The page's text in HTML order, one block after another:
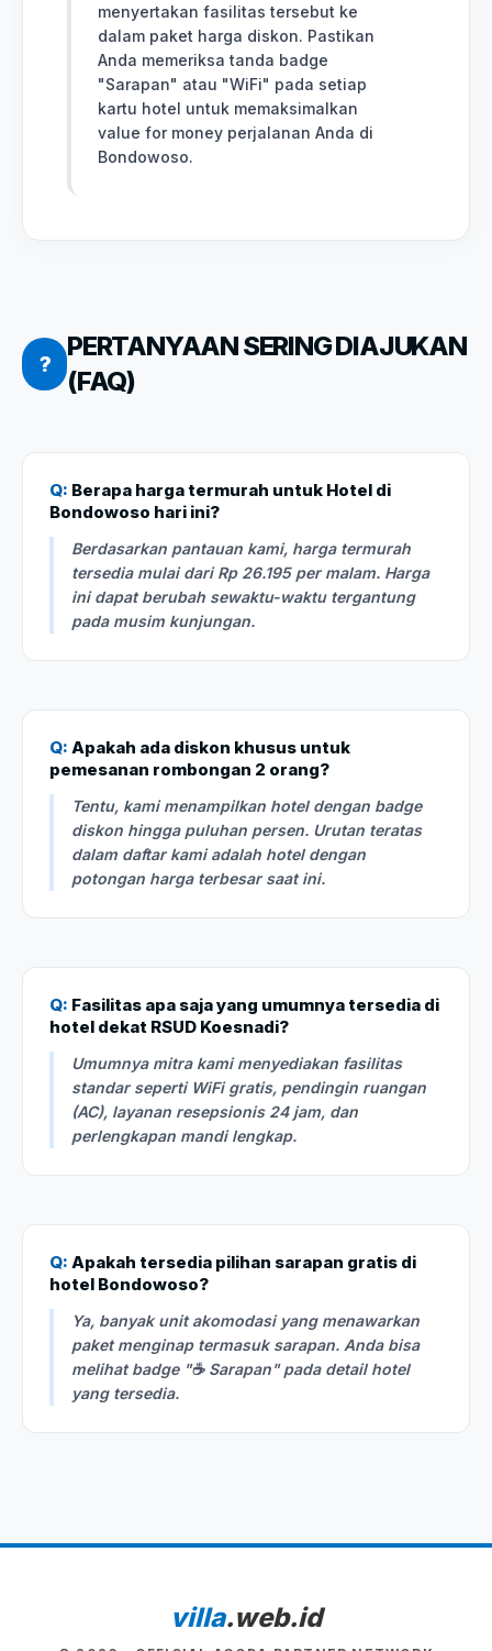
menyertakan fasilitas tersebut ke
dalam paket harga diskon. Pastikan
Anda memeriksa tanda badge
"Sarapan" atau "WiFi" pada setiap
kartu hotel untuk memaksimalkan
value for money perjalanan Anda di
Bondowoso.
?
PERTANYAAN SERING DIAJUKAN
(FAQ)
Q: Berapa harga termurah untuk Hotel di
Bondowoso hari ini?
Berdasarkan pantauan kami, harga termurah
tersedia mulai dari Rp 26.195 per malam. Harga
ini dapat berubah sewaktu-waktu tergantung
pada musim kunjungan.
Q: Apakah ada diskon khusus untuk
pemesanan rombongan 2 orang?
Tentu, kami menampilkan hotel dengan badge
diskon hingga puluhan persen. Urutan teratas
dalam daftar kami adalah hotel dengan
potongan harga terbesar saat ini.
Q: Fasilitas apa saja yang umumnya tersedia di
hotel dekat RSUD Koesnadi?
Umumnya mitra kami menyediakan fasilitas
standar seperti WiFi gratis, pendingin ruangan
(AC), layanan resepsionis 24 jam, dan
perlengkapan mandi lengkap.
Q: Apakah tersedia pilihan sarapan gratis di
hotel Bondowoso?
Ya, banyak unit akomodasi yang menawarkan
paket menginap termasuk sarapan. Anda bisa
melihat badge "☕ Sarapan" pada detail hotel
yang tersedia.
villa.web.id